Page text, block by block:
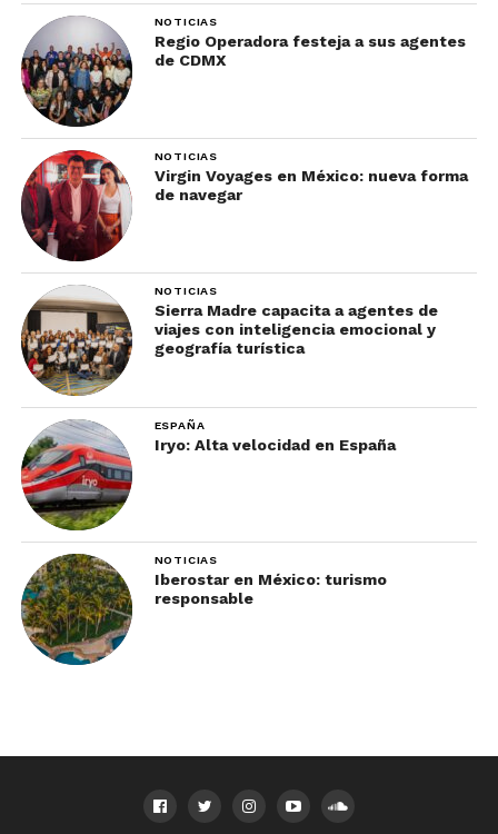
NOTICIAS
Regio Operadora festeja a sus agentes
de CDMX
NOTICIAS
Virgin Voyages en México: nueva forma
de navegar
NOTICIAS
Sierra Madre capacita a agentes de
viajes con inteligencia emocional y
geografía turística
ESPAÑA
Iryo: Alta velocidad en España
NOTICIAS
Iberostar en México: turismo
responsable